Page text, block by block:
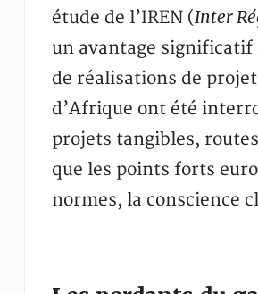
étude de l’IREN (Inter
un avantage significatif
de réalisations de
d’Afrique ont été
projets tangibles,
que les points forts
normes, la conscience